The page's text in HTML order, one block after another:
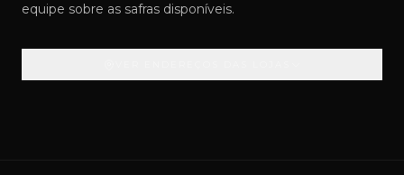
equipe sobre as safras disponíveis.